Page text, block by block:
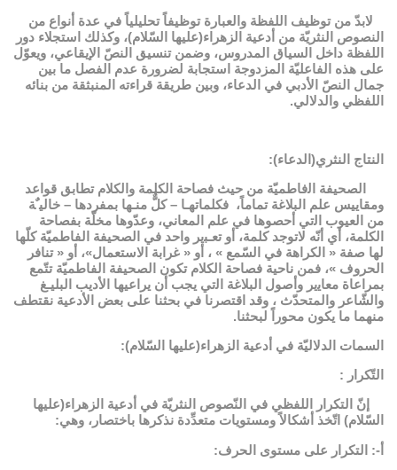
لابدّ من توظيف اللفظة والعبارة توظيفاً تحليلياً في عدة أنواع من
النصوص النثريّة من أدعية الزهراء(عليها السّلام)، وكذلك استجلاء دور
اللفظة داخل السياق المدروس، وضمن تنسيق النصّ الإيقاعي، ويعوّل
على هذه الفاعليّة المزدوجة استجابة لضرورة عدم الفصل ما بين
جمال النصّ الأدبي في الدعاء، وبين طريقة قراءته المنبثقة من بنائه
اللفظي والدلالي.
النتاج النثري(الدعاء):
ﺍﻟﺼﺤﻴﻔﺔ ﺍﻟفاطميّة ﻣﻦ حيث ﻓﺼﺎﺣﺔ ﺍﻟﻜﻠﻤﺔ والكلام تطابق قواعد
ومقاييس علم البلاغة تماماً، ﻓﻜﻠﻤﺎﺗﻬـﺎ – كلٌّ ﻣﻨـﻬﺎ بمفرﺩﻫﺎ – ﺧﺎﻟﻴﹲﺔ
من العيوب ﺍﻟتي أحصوها في علم المعاني، وعدّوها مخلّة بفصاحة
الكلمة، ﺃﻱ ﺃﻧّﻪ ﻻتوجد ﻛﻠﻤﺔ، ﺃﻭ ﺗﻌـﺒير واحد في الصحيفة الفاطميّة كلّها
لها ﺻﻔﺔ « الكراهة في ﺍﻟﺴّﻤﻊ » ، ﺃﻭ « ﻏﺮﺍﺑﺔ الاستعمال»، أو « تنافر
الحروف »، فمن ﻧﺎﺣﻴﺔ ﻓﺼﺎﺣﺔ ﺍﻟﻜﻼﻡ تكون اﻟﺼﺤﻴﻔﺔ الفاطميّة ﺗﺘّﻤﻊ
بمرﺍﻋﺎﺓ ﻣﻌﺎﻳير وأصول ﺍﻟﺒﻼﻏﺔ ﺍﻟتي يجب ﺃﻥ ﻳﺮﺍﻋﻴﻬﺎ الأديب ﺍﻟﺒﻠﻴـﻎ
ﻭﺍﻟﺸّﺎﻋﺮ والمتحدّث ، وقد اقتصرنا في بحثنا على بعض الأدعية نقتطف
منهما ما يكون محوراً لبحثنا.
السمات الدلاليّة في أدعية الزهراء(عليها السّلام):
التّكرار :
إنّ التكرار اللفظي في النّصوص النثريّة في أدعية الزهراء(عليها
السّلام) اتّخذ أشكالاً ومستويات متعدِّدة نذكرها باختصار، وهي:
أ-: التكرار على مستوى الحرف: